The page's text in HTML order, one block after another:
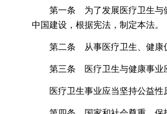
第一条 为了发展医疗卫生与健
中国建设，根据宪法，制定本法。
第二条 从事医疗卫生、健康促
第三条 医疗卫生与健康事业应
医疗卫生事业应当坚持公益性